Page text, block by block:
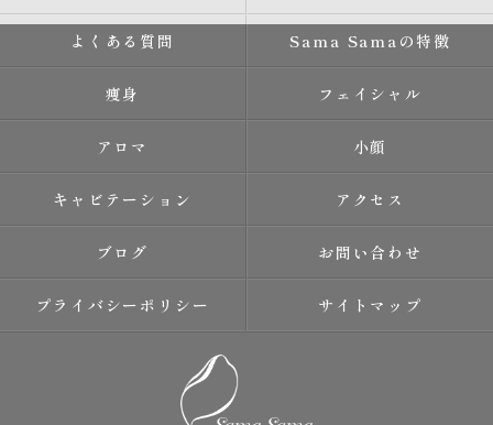
よくある質問 Sama Samaの特徴
痩身 フェイシャル
アロマ 小顔
キャビテーション アクセス
ブログ お問い合わせ
プライバシーポリシー サイトマップ